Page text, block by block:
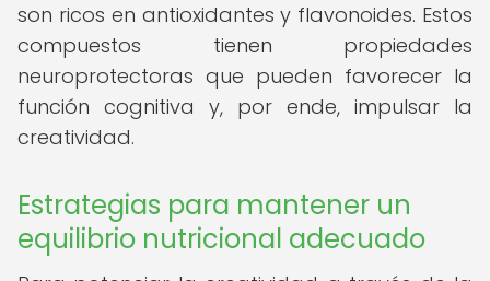
son ricos en antioxidantes y flavonoides. Estos
compuestos tienen propiedades
neuroprotectoras que pueden favorecer la
función cognitiva y, por ende, impulsar la
creatividad.
Estrategias para mantener un
equilibrio nutricional adecuado